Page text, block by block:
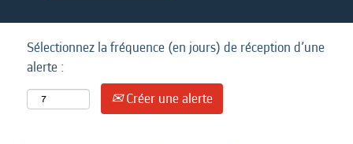
Sélectionnez la fréquence (en jours) de réception d’une
alerte :
Créer une alerte